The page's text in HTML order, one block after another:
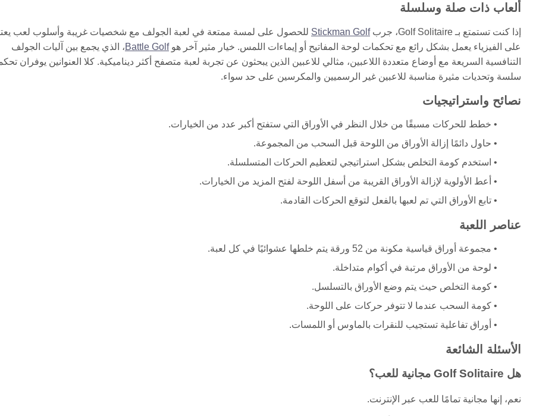
ألعاب ذات صلة وسلسلة
إذا كنت تستمتع بـ Golf Solitaire، جرب Stickman Golf للحصول على لمسة ممتعة في لعبة الجولف مع شخصيات غريبة وأسلوب لعب
على الفيزياء يعمل بشكل رائع مع تحكمات لوحة المفاتيح أو إيماءات اللمس. خيار مثير آخر هوBattle Golf، الذي يجمع بين آليات الجولف
التنافسية السريعة مع أوضاع متعددة اللاعبين، مثالي للاعبين الذين يبحثون عن تجربة لعبة متصفح أكثر ديناميكية. كلا العنوانين يوفران
سلسة وتحديات مثيرة مناسبة للاعبين غير الرسميين والمكرسين على حد سواء.
نصائح واستراتيجيات
خطط للحركات مسبقًا من خلال النظر في الأوراق التي ستفتح أكبر عدد من الخيارات.
حاول دائمًا إزالة الأوراق من اللوحة قبل السحب من المجموعة.
استخدم كومة التخلص بشكل استراتيجي لتعظيم الحركات المتسلسلة.
أعط الأولوية لإزالة الأوراق القريبة من أسفل اللوحة لفتح المزيد من الخيارات.
تابع الأوراق التي تم لعبها بالفعل لتوقع الحركات القادمة.
عناصر اللعبة
مجموعة أوراق قياسية مكونة من 52 ورقة يتم خلطها عشوائيًا في كل لعبة.
لوحة من الأوراق مرتبة في أكوام متداخلة.
كومة التخلص حيث يتم وضع الأوراق بالتسلسل.
كومة السحب عندما لا تتوفر حركات على اللوحة.
أوراق تفاعلية تستجيب للنقرات بالماوس أو اللمسات.
الأسئلة الشائعة
هل Golf Solitaire مجانية للعب؟
نعم، إنها مجانية تمامًا للعب عبر الإنترنت.